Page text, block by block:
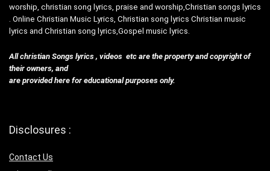
worship, christian song lyrics, praise and worship,Christian songs lyrics
. Online Christian Music Lyrics, Christian song lyrics Christian music
lyrics and Christian song lyrics,Gospel music lyrics.
All christian Songs lyrics , videos etc are the property and copyright of
their owners, and
are provided here for educational purposes only.
Disclosures :
Contact Us